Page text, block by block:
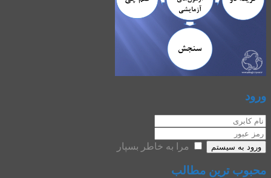
ورود
ورود به سیستم مرا به خاطر بسپار
محبوب ترین مطالب